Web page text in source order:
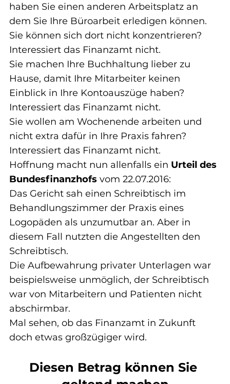
haben Sie einen anderen Arbeitsplatz an
dem Sie Ihre Büroarbeit erledigen können.
Sie können sich dort nicht konzentrieren?
Interessiert das Finanzamt nicht.
Sie machen Ihre Buchhaltung lieber zu
Hause, damit Ihre Mitarbeiter keinen
Einblick in Ihre Kontoauszüge haben?
Interessiert das Finanzamt nicht.
Sie wollen am Wochenende arbeiten und
nicht extra dafür in Ihre Praxis fahren?
Interessiert das Finanzamt nicht.
Hoffnung macht nun allenfalls ein Urteil des
Bundesfinanzhofs vom 22.07.2016:
Das Gericht sah einen Schreibtisch im
Behandlungszimmer der Praxis eines
Logopäden als unzumutbar an. Aber in
diesem Fall nutzten die Angestellten den
Schreibtisch.
Die Aufbewahrung privater Unterlagen war
beispielsweise unmöglich, der Schreibtisch
war von Mitarbeitern und Patienten nicht
abschirmbar.
Mal sehen, ob das Finanzamt in Zukunft
doch etwas großzügiger wird.
Diesen Betrag können Sie